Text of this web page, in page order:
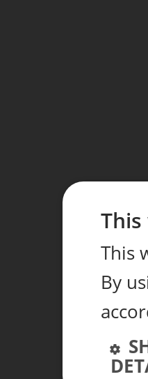
This
By